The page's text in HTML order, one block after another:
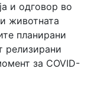
и одговор во
животната
планирани
релизирани
за COVID-